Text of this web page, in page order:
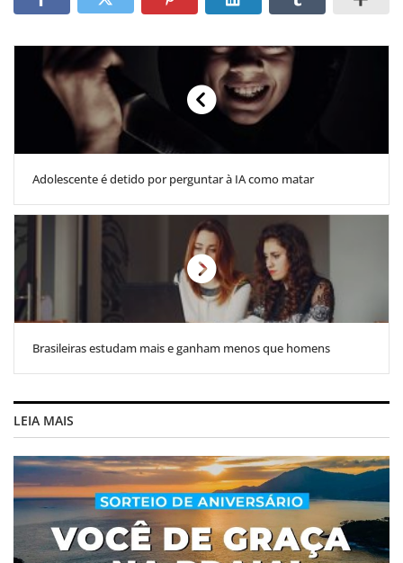
Adolescente é detido por perguntar à IA como matar
Brasileiras estudam mais e ganham menos que homens
LEIA MAIS